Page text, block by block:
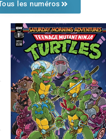
les numéros